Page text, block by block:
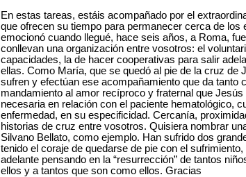
En estas tareas, estáis acompañado por el
que ofrecen su tiempo para permanecer cerca de
emocionó cuando llegué, hace seis años, a Roma,
conllevan una organización entre vosotros: el
capacidades, la de hacer cooperativas para salir
ellas. Como María, que se quedó al pie de la cruz
sufren y efectúan ese acompañamiento que da tanto
mandamiento al amor recíproco y fraternal que
necesaria en relación con el paciente hematológico,
enfermedad, en su especificidad. Cercanía,
historias de cruz entre vosotros. Quisiera nombrar
Silvano Bellato, como ejemplo. Han sufrido dos
tenido el coraje de quedarse de pie con el
adelante pensando en la “resurrección” de tantos
ellos y a tantos que son como ellos. Gracias